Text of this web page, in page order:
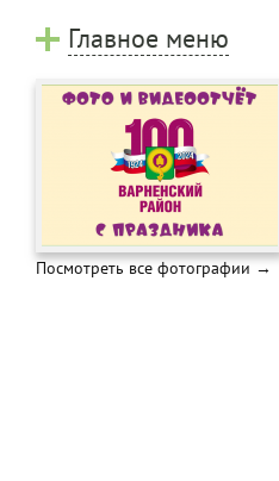
Главное меню
Посмотреть все фотографии →